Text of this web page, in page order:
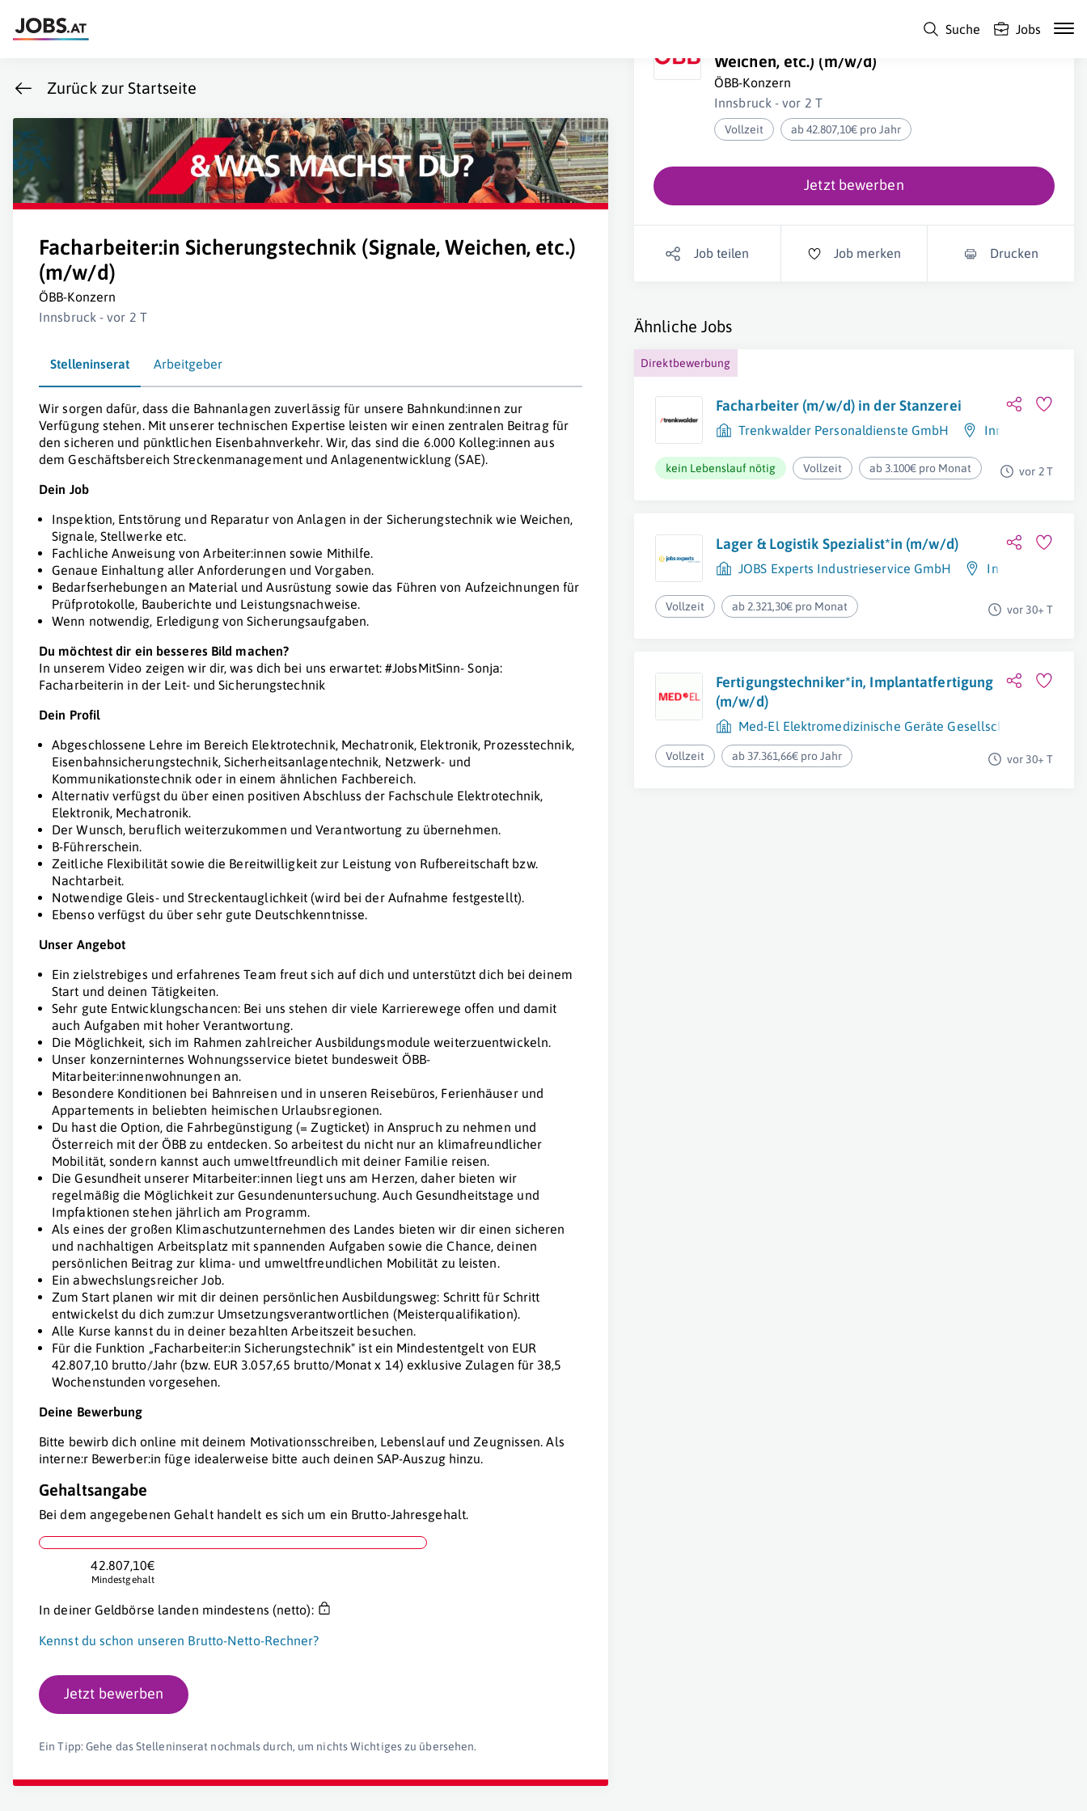
Suche Jobs
Zurück zur Startseite
Facharbeiter:in Sicherungstechnik (Signale, Weichen, etc.)
(m/w/d)
ÖBB-Konzern
Innsbruck - vor 2 T
Stelleninserat Arbeitgeber
Wir sorgen dafür, dass die Bahnanlagen zuverlässig für unsere Bahnkund:innen zur
Verfügung stehen. Mit unserer technischen Expertise leisten wir einen zentralen Beitrag für
den sicheren und pünktlichen Eisenbahnverkehr. Wir, das sind die 6.000 Kolleg:innen aus
dem Geschäftsbereich Streckenmanagement und Anlagenentwicklung (SAE).
Dein Job
Inspektion, Entstörung und Reparatur von Anlagen in der Sicherungstechnik wie Weichen,
Signale, Stellwerke etc.
Fachliche Anweisung von Arbeiter:innen sowie Mithilfe.
Genaue Einhaltung aller Anforderungen und Vorgaben.
Bedarfserhebungen an Material und Ausrüstung sowie das Führen von Aufzeichnungen für
Prüfprotokolle, Bauberichte und Leistungsnachweise.
Wenn notwendig, Erledigung von Sicherungsaufgaben.
Du möchtest dir ein besseres Bild machen?
In unserem Video zeigen wir dir, was dich bei uns erwartet: #JobsMitSinn- Sonja:
Facharbeiterin in der Leit- und Sicherungstechnik
Dein Profil
Abgeschlossene Lehre im Bereich Elektrotechnik, Mechatronik, Elektronik, Prozesstechnik,
Eisenbahnsicherungstechnik, Sicherheitsanlagentechnik, Netzwerk- und
Kommunikationstechnik oder in einem ähnlichen Fachbereich.
Alternativ verfügst du über einen positiven Abschluss der Fachschule Elektrotechnik,
Elektronik, Mechatronik.
Der Wunsch, beruflich weiterzukommen und Verantwortung zu übernehmen.
B-Führerschein.
Zeitliche Flexibilität sowie die Bereitwilligkeit zur Leistung von Rufbereitschaft bzw.
Nachtarbeit.
Notwendige Gleis- und Streckentauglichkeit (wird bei der Aufnahme festgestellt).
Ebenso verfügst du über sehr gute Deutschkenntnisse.
Unser Angebot
Ein zielstrebiges und erfahrenes Team freut sich auf dich und unterstützt dich bei deinem
Start und deinen Tätigkeiten.
Sehr gute Entwicklungschancen: Bei uns stehen dir viele Karrierewege offen und damit
auch Aufgaben mit hoher Verantwortung.
Die Möglichkeit, sich im Rahmen zahlreicher Ausbildungsmodule weiterzuentwickeln.
Unser konzerninternes Wohnungsservice bietet bundesweit ÖBB-
Mitarbeiter:innenwohnungen an.
Besondere Konditionen bei Bahnreisen und in unseren Reisebüros, Ferienhäuser und
Appartements in beliebten heimischen Urlaubsregionen.
Du hast die Option, die Fahrbegünstigung (= Zugticket) in Anspruch zu nehmen und
Österreich mit der ÖBB zu entdecken. So arbeitest du nicht nur an klimafreundlicher
Mobilität, sondern kannst auch umweltfreundlich mit deiner Familie reisen.
Die Gesundheit unserer Mitarbeiter:innen liegt uns am Herzen, daher bieten wir
regelmäßig die Möglichkeit zur Gesundenuntersuchung. Auch Gesundheitstage und
Impfaktionen stehen jährlich am Programm.
Als eines der großen Klimaschutzunternehmen des Landes bieten wir dir einen sicheren
und nachhaltigen Arbeitsplatz mit spannenden Aufgaben sowie die Chance, deinen
persönlichen Beitrag zur klima- und umweltfreundlichen Mobilität zu leisten.
Ein abwechslungsreicher Job.
Zum Start planen wir mit dir deinen persönlichen Ausbildungsweg: Schritt für Schritt
entwickelst du dich zum:zur Umsetzungsverantwortlichen (Meisterqualifikation).
Alle Kurse kannst du in deiner bezahlten Arbeitszeit besuchen.
Für die Funktion „Facharbeiter:in Sicherungstechnik" ist ein Mindestentgelt von EUR
42.807,10 brutto/Jahr (bzw. EUR 3.057,65 brutto/Monat x 14) exklusive Zulagen für 38,5
Wochenstunden vorgesehen.
Deine Bewerbung
Bitte bewirb dich online mit deinem Motivationsschreiben, Lebenslauf und Zeugnissen. Als
interne:r Bewerber:in füge idealerweise bitte auch deinen SAP-Auszug hinzu.
Gehaltsangabe
Bei dem angegebenen Gehalt handelt es sich um ein Brutto-Jahresgehalt.
42.807,10€
Mindestgehalt
In deiner Geldbörse landen mindestens (netto):
Kennst du schon unseren Brutto-Netto-Rechner?
Jetzt bewerben
Ein Tipp: Gehe das Stelleninserat nochmals durch, um nichts Wichtiges zu übersehen.
Facharbeiter:in Sicherungstechnik (Signale,
Weichen, etc.) (m/w/d)
ÖBB-Konzern
Innsbruck - vor 2 T
Vollzeit ab 42.807,10€ pro Jahr
Jetzt bewerben
Job teilen Job merken Drucken
Ähnliche Jobs
Direktbewerbung
Facharbeiter (m/w/d) in der Stanzerei
Trenkwalder Personaldienste GmbH Innsbruck
kein Lebenslauf nötig Vollzeit ab 3.100€ pro Monat vor 2 T
Lager & Logistik Spezialist*in (m/w/d)
JOBS Experts Industrieservice GmbH Innsbruck
Vollzeit ab 2.321,30€ pro Monat vor 30+ T
Fertigungstechniker*in, Implantatfertigung
(m/w/d)
Med-El Elektromedizinische Geräte Gesellschaft m.b.H.
Vollzeit ab 37.361,66€ pro Jahr vor 30+ T